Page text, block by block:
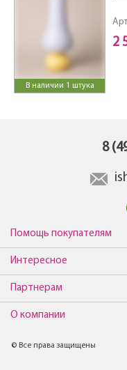
В наличии 1 штука
2
8
Помощь покупателям
Интересное
Партнерам
О компании
© Все права защищены